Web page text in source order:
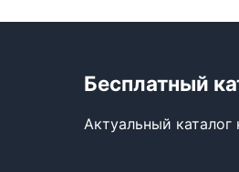
Бесплатный
Актуальный